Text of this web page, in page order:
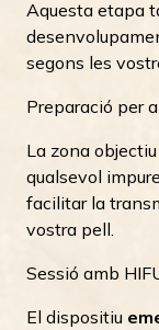
Aquesta etapa
segons les
Preparació per
La zona
qualsevol
facilitar la
vostra pell.
Sessió amb
El dispositiu